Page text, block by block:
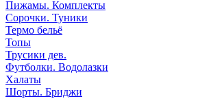
Пижамы. Комплекты
Сорочки. Туники
Термо бельё
Топы
Трусики дев.
Футболки. Водолазки
Халаты
Шорты. Бриджи